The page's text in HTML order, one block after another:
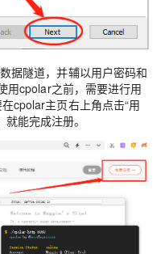
据隧道，并辅以用户密码和
用cpolar之前，需要进行用
cpolar主页右上角点击“用
能完成注册。